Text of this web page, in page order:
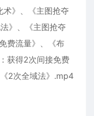
》、《主图抢夺
》、《主图抢夺
费流量》、《布
获得2次间接免费
2次全域法》.mp4